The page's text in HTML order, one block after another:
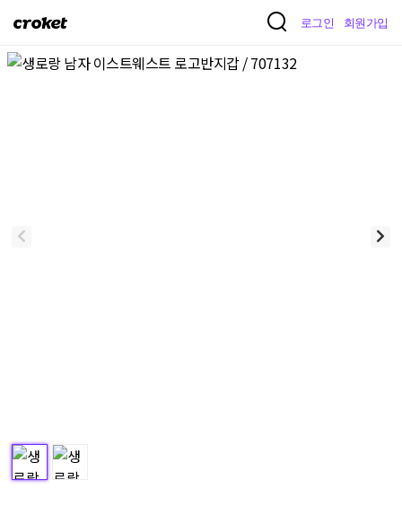
크
켓
로그인 회원가입